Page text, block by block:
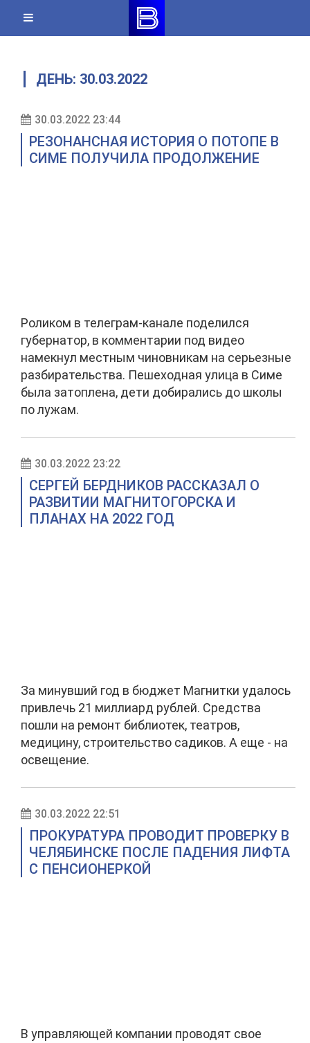
content
ДЕНЬ: 30.03.2022
30.03.2022 23:44
РЕЗОНАНСНАЯ ИСТОРИЯ О ПОТОПЕ В
СИМЕ ПОЛУЧИЛА ПРОДОЛЖЕНИЕ
Роликом в телеграм-канале поделился
губернатор, в комментарии под видео
намекнул местным чиновникам на серьезные
разбирательства. Пешеходная улица в Симе
была затоплена, дети добирались до школы
по лужам.
30.03.2022 23:22
СЕРГЕЙ БЕРДНИКОВ РАССКАЗАЛ О
РАЗВИТИИ МАГНИТОГОРСКА И
ПЛАНАХ НА 2022 ГОД
За минувший год в бюджет Магнитки удалось
привлечь 21 миллиард рублей. Средства
пошли на ремонт библиотек, театров,
медицину, строительство садиков. А еще - на
освещение.
30.03.2022 22:51
ПРОКУРАТУРА ПРОВОДИТ ПРОВЕРКУ В
ЧЕЛЯБИНСКЕ ПОСЛЕ ПАДЕНИЯ ЛИФТА
С ПЕНСИОНЕРКОЙ
В управляющей компании проводят свое